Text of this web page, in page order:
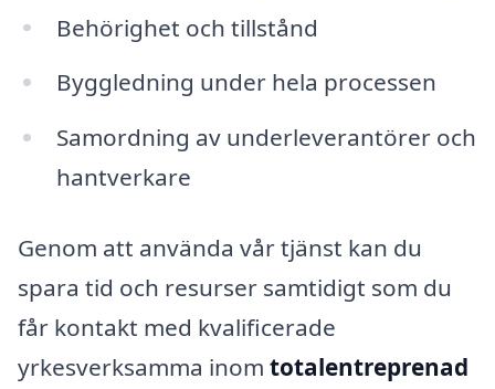
Behörighet och tillstånd
Byggledning under hela processen
Samordning av underleverantörer och
hantverkare
Genom att använda vår tjänst kan du
spara tid och resurser samtidigt som du
får kontakt med kvalificerade
yrkesverksamma inom totalentreprenad